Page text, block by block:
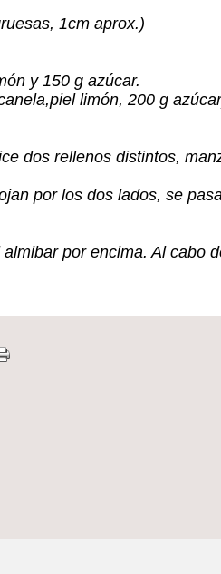
1cm aprox.)
y 150 g azúcar.
limón, 200 g
dos rellenos distintos,
por los dos lados, se
por encima. Al cabo